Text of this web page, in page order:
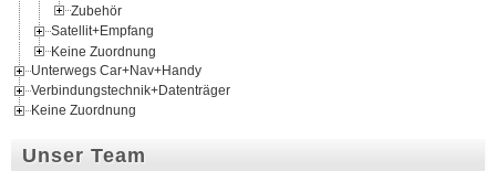
Zubehör
Satellit+Empfang
Keine Zuordnung
Unterwegs Car+Nav+Handy
Verbindungstechnik+Datenträger
Keine Zuordnung
Unser Team